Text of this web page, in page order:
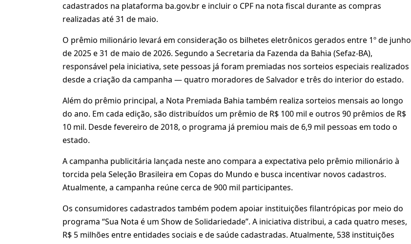
cadastrados na plataforma ba.gov.br e incluir o CPF na nota fiscal durante as compras
realizadas até 31 de maio.
O prêmio milionário levará em consideração os bilhetes eletrônicos gerados entre 1º de junho
de 2025 e 31 de maio de 2026. Segundo a Secretaria da Fazenda da Bahia (Sefaz-BA),
responsável pela iniciativa, sete pessoas já foram premiadas nos sorteios especiais realizados
desde a criação da campanha — quatro moradores de Salvador e três do interior do estado.
Além do prêmio principal, a Nota Premiada Bahia também realiza sorteios mensais ao longo
do ano. Em cada edição, são distribuídos um prêmio de R$ 100 mil e outros 90 prêmios de R$
10 mil. Desde fevereiro de 2018, o programa já premiou mais de 6,9 mil pessoas em todo o
estado.
A campanha publicitária lançada neste ano compara a expectativa pelo prêmio milionário à
torcida pela Seleção Brasileira em Copas do Mundo e busca incentivar novos cadastros.
Atualmente, a campanha reúne cerca de 900 mil participantes.
Os consumidores cadastrados também podem apoiar instituições filantrópicas por meio do
programa “Sua Nota é um Show de Solidariedade”. A iniciativa distribui, a cada quatro meses,
R$ 5 milhões entre entidades sociais e de saúde cadastradas. Atualmente, 538 instituições